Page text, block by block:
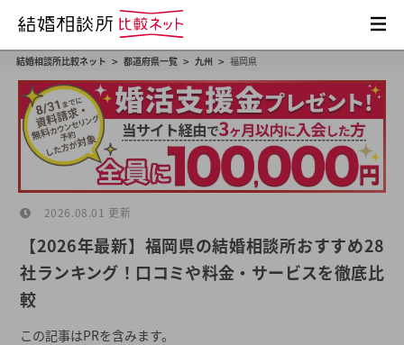
結婚相談所比較ネット > 都道府県一覧 > 九州 > 福岡県
2026.08.01 更新
【2026年最新】福岡県の結婚相談所おすすめ28
社ランキング！口コミや料金・サービスを徹底比
較
この記事はPRを含みます。